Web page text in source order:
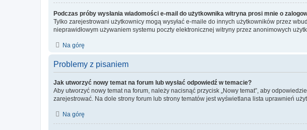
Podczas próby wysłania wiadomości e-mail do użytkownika witryna prosi mnie o
Tylko zarejestrowani użytkownicy mogą wysyłać e-maile do innych użytkowników przez
nieprawidłowym używaniem systemu poczty elektronicznej witryny przez anonimowych
Na górę
Problemy z pisaniem
Jak utworzyć nowy temat na forum lub wysłać odpowiedź w temacie?
Aby utworzyć nowy temat na forum, należy nacisnąć przycisk „Nowy temat”, aby
zarejestrować. Na dole strony forum lub strony tematów jest wyświetlana lista uprawnień
Na górę